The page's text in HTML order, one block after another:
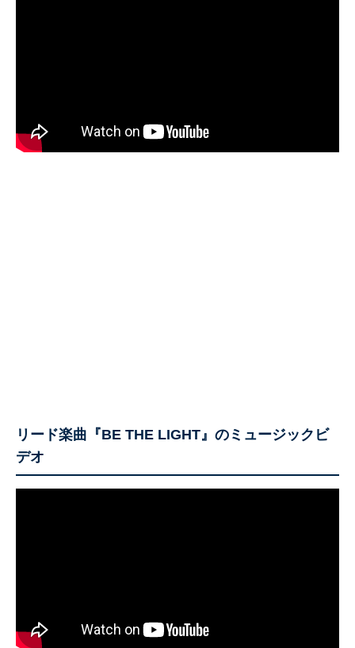
リード楽曲『BE THE LIGHT』のミュージックビ
デオ